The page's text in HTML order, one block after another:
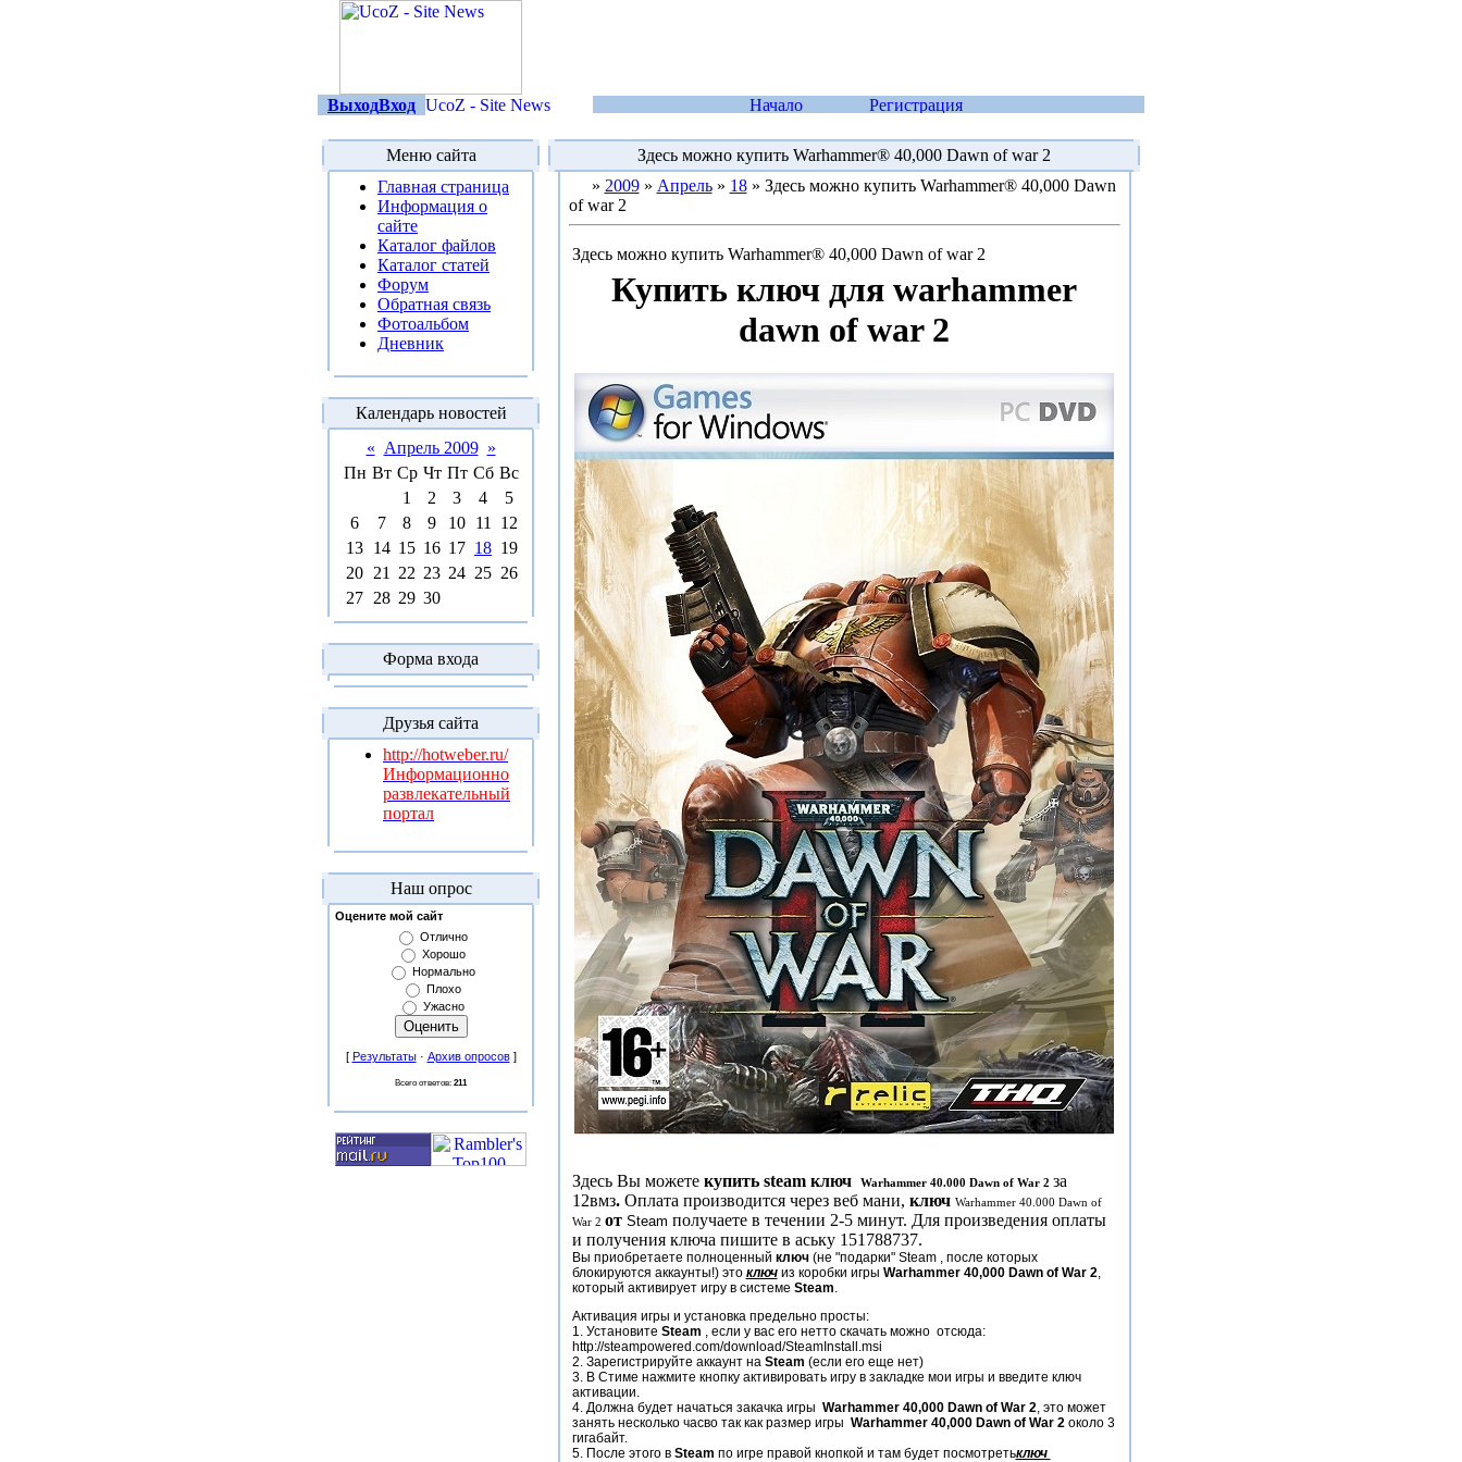
ВыходВход
Меню сайта
Главная страница
Информация о
сайте
Каталог файлов
Каталог статей
Форум
Обратная связь
Фотоальбом
Дневник
Календарь новостей
« Апрель 2009 »
Пн Вт Ср Чт Пт Сб Вс
1
2 3 4
5
6
7 8 9 10 11
12
13 14 15 16 17 18 19
20 21 22 23 24 25 26
27 28 29 30
Форма входа
Друзья сайта
http://hotweber.ru/
Информационно
развлекательный
портал
Наш опрос
Оцените мой сайт
Отлично
Хорошо
Нормально
Плохо
Ужасно
[ Результаты· Архив опросов]
Всего ответов: 211
Здесь можно купить Warhammer® 40,000 Dawn of war 2
» 2009 » Апрель » 18» Здесь можно купить Warhammer® 40,000 Dawn
of war 2
Здесь можно купить Warhammer® 40,000 Dawn of war 2
Купить ключ для warhammer
dawn of war 2
Здесь Вы можете купить steam ключ Warhammer 40.000 Dawn of War 2 за
12вмз. Оплата производится через веб мани, ключ Warhammer 40.000 Dawn of
War 2 от Steam получаете в течении 2-5 минут. Для произведения оплаты
и получения ключа пишите в аську 151788737.
Вы приобретаете полноценный ключ (не "подарки" Steam , после которых
блокируются аккаунты!) это ключиз коробки игры Warhammer 40,000 Dawn of War 2,
который активирует игру в системе Steam.
Активация игры и установка предельно просты:
1. Установите Steam , если у вас его нетто скачать можно отсюда:
http://steampowered.com/download/SteamInstall.msi
2. Зарегистрируйте аккаунт на Steam (если его еще нет)
3. В Стиме нажмите кнопку активировать игру в закладке мои игры и введите ключ
активации.
4. Должна будет начаться закачка игры Warhammer 40,000 Dawn of War 2, это может
занять несколько часво так как размер игры Warhammer 40,000 Dawn of War 2около 3
гигабайт.
5. После этого в Steam по игре правой кнопкой и там будет посмотретьключ